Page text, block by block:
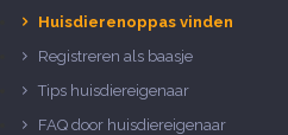
Huisdierenoppas vinden
Registreren als baasje
Tips huisdiereigenaar
FAQ door huisdiereigenaar